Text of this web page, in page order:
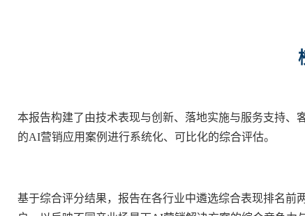
本报告构建了由技术表现与创新、落地实施与服务支持
的AI营销应用案例进行系统化、可比化的综合评估。
基于综合评分结果，报告在各行业中遴选综合表现排名